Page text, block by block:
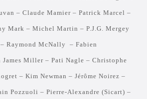
– Claude Mamier – Patrick Marcel –
Mark – Michel Martin – P.J.G. Mergey
Raymond McNally – Fabien
Miller – Pati Nagle – Christophe
– Kim Newman – Jérôme Noirez –
Pozzuoli – Pierre-Alexandre (Sicart) –